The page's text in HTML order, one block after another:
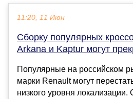
11:20, 11 Июн
Сборку популярных
Arkana и Kaptur могут
Популярные на российском
марки Renault могут
низкого уровня локализации.